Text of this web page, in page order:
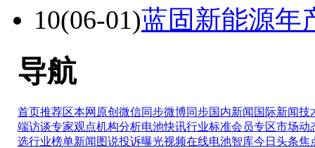
10(06-01)蓝固新能源年
导航
首页推荐区本网原创 微信同步微博同步国内新闻 国际新闻技
端访谈专家观点机构分析电池快讯行业标准会员专区市场动
选行业榜单新闻图说投诉曝光视频在线电池智库今日头条焦